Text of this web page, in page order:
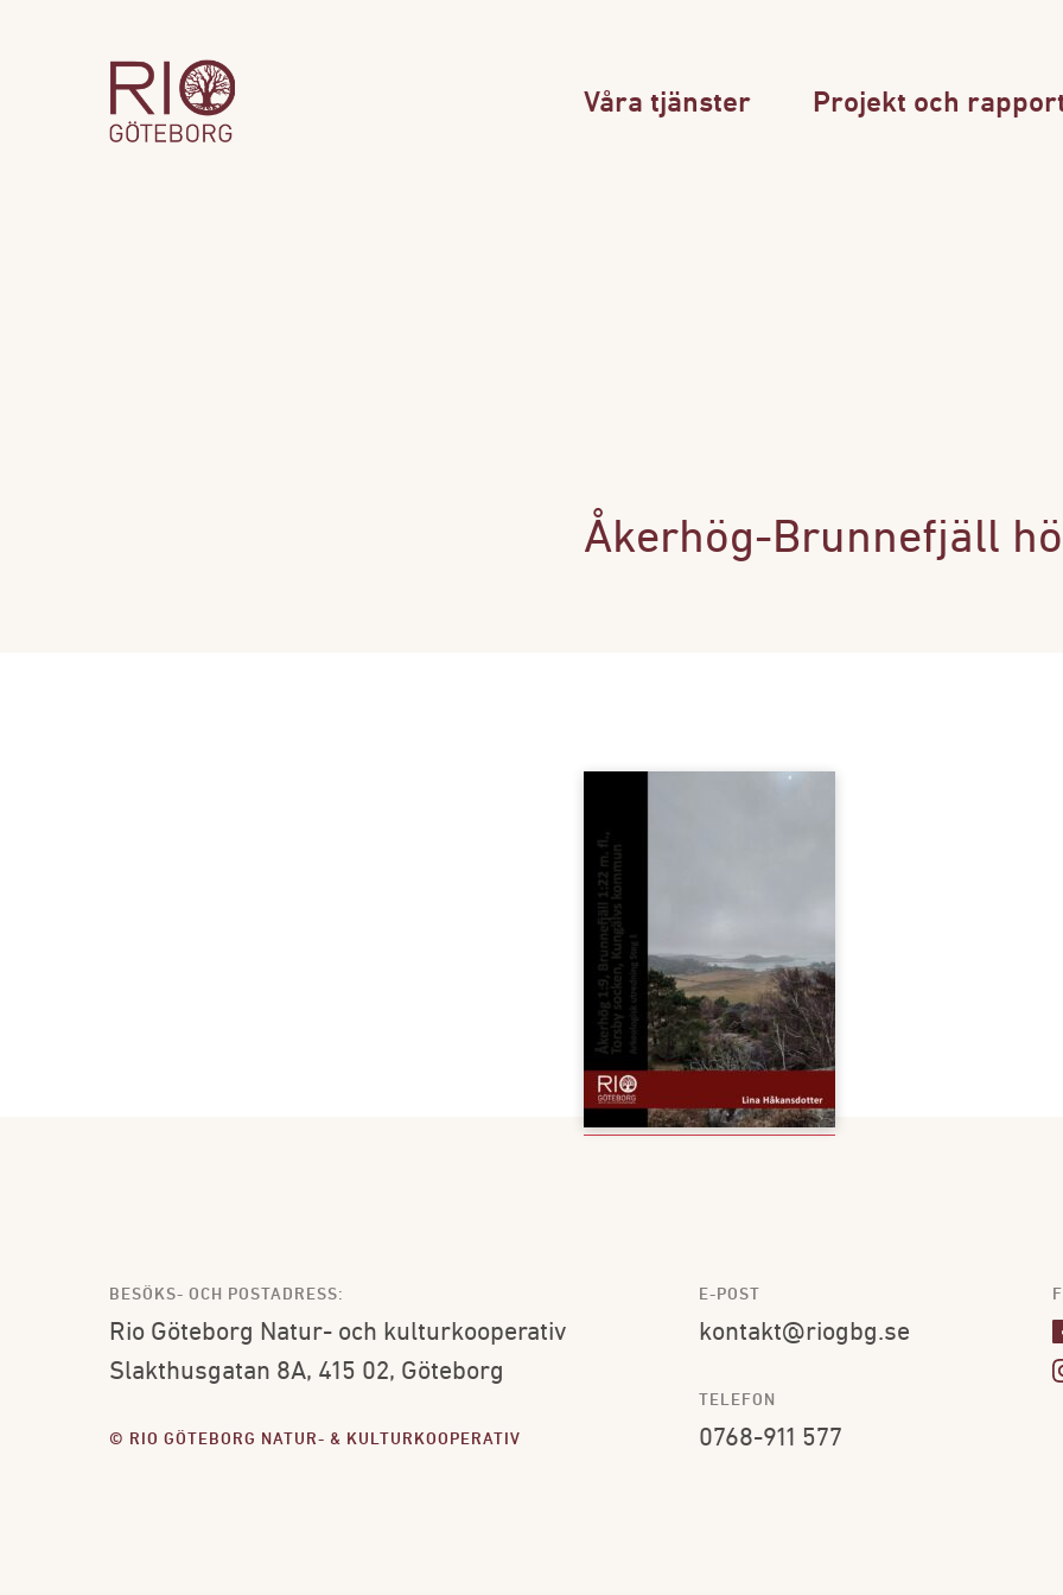
Våra tjänster Projekt och
Åkerhög-Brunnefjäll
BESÖKS- OCH POSTADRESS:
Rio Göteborg Natur- och kulturkooperativ
Slakthusgatan 8A, 415 02, Göteborg
© RIO GÖTEBORG NATUR- & KULTURKOOPERATIV
E-POST
kontakt@riogbg.se
TELEFON
0768-911 577